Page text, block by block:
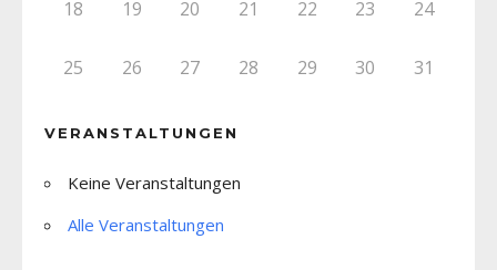
18 19 20 21 22 23 24
25 26 27 28 29 30 31
VERANSTALTUNGEN
Keine Veranstaltungen
Alle Veranstaltungen